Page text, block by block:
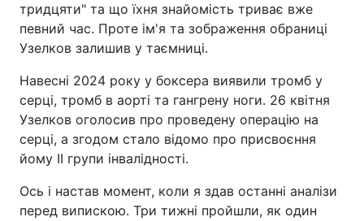
тридцяти" та що їхня знайомість триває вже
певний час. Проте ім'я та зображення обраниці
Узелков залишив у таємниці.
Навесні 2024 року у боксера виявили тромб у
серці, тромб в аорті та гангрену ноги. 26 квітня
Узелков оголосив про проведену операцію на
серці, а згодом стало відомо про присвоєння
йому II групи інвалідності.
Ось і настав момент, коли я здав останні аналізи
перед випискою. Три тижні пройшли, як один